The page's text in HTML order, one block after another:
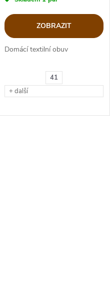
41
+ další
ZOBRAZIT
Domácí textilní obuv